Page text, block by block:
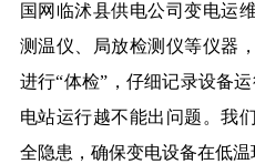
国网临沭县供电公司变电运
测温仪、局放检测仪等仪器
进行“体检”，仔细记录设备
电站运行越不能出问题。我
全隐患，确保变电设备在低